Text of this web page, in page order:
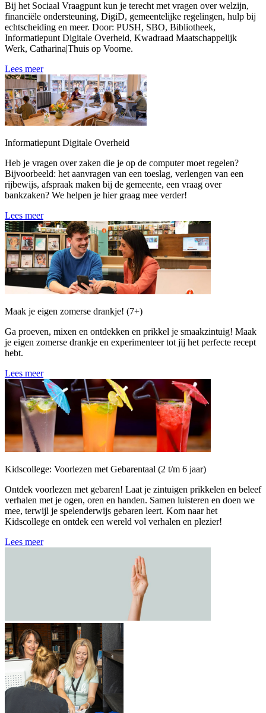
Bij het Sociaal Vraagpunt kun je terecht met vragen over welzijn,
financiële ondersteuning, DigiD, gemeentelijke regelingen, hulp bij
echtscheiding en meer. Door: PUSH, SBO, Bibliotheek,
Informatiepunt Digitale Overheid, Kwadraad Maatschappelijk
Werk, Catharina|Thuis op Voorne.
Lees meer
Informatiepunt Digitale Overheid
Heb je vragen over zaken die je op de computer moet regelen?
Bijvoorbeeld: het aanvragen van een toeslag, verlengen van een
rijbewijs, afspraak maken bij de gemeente, een vraag over
bankzaken? We helpen je hier graag mee verder!
Lees meer
Maak je eigen zomerse drankje! (7+)
Ga proeven, mixen en ontdekken en prikkel je smaakzintuig! Maak
je eigen zomerse drankje en experimenteer tot jij het perfecte recept
hebt.
Lees meer
Kidscollege: Voorlezen met Gebarentaal (2 t/m 6 jaar)
Ontdek voorlezen met gebaren! Laat je zintuigen prikkelen en beleef
verhalen met je ogen, oren en handen. Samen luisteren en doen we
mee, terwijl je spelenderwijs gebaren leert. Kom naar het
Kidscollege en ontdek een wereld vol verhalen en plezier!
Lees meer